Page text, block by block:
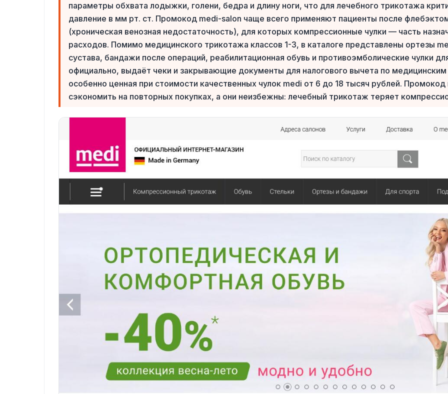
параметры обхвата лодыжки, голени, бедра и длину ноги, что для лечебного трикотажа
давление в мм рт. ст. Промокод medi-salon чаще всего применяют пациенты после
(хроническая венозная недостаточность), для которых компрессионные чулки — часть
расходов. Помимо медицинского трикотажа классов 1-3, в каталоге представлены ортезы
сустава, бандажи после операций, реабилитационная обувь и противоэмболические чулки
официально, выдаёт чеки и закрывающие документы для налогового вычета по
особенно ценная при стоимости качественных чулок medi от 6 до 18 тысяч рублей.
сэкономить на повторных покупках, а они неизбежны: лечебный трикотаж теряет